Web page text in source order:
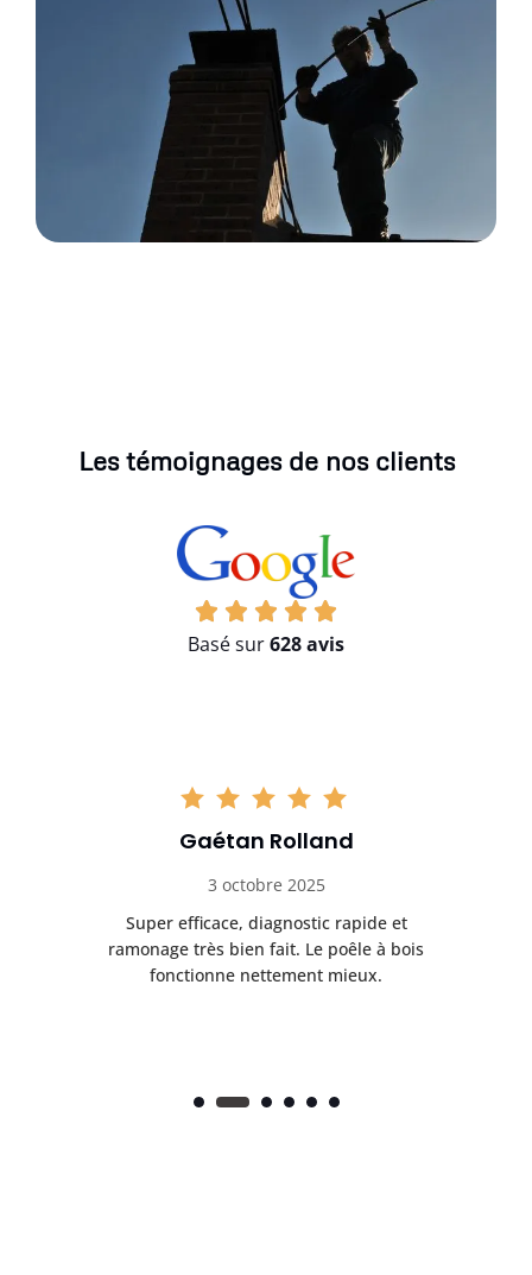
Les témoignages de nos clients
Basé sur628 avis
Gaétan Rolland
3 octobre 2025
Super efficace, diagnostic rapide et
ramonage très bien fait. Le poêle à bois
fonctionne nettement mieux.